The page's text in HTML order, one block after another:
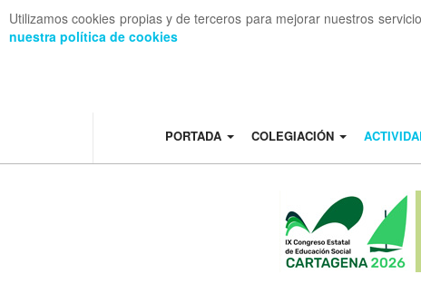
Utilizamos cookies propias y de terceros para mejorar nuestros
nuestra política de cookies
PORTADA COLEGIACIÓN